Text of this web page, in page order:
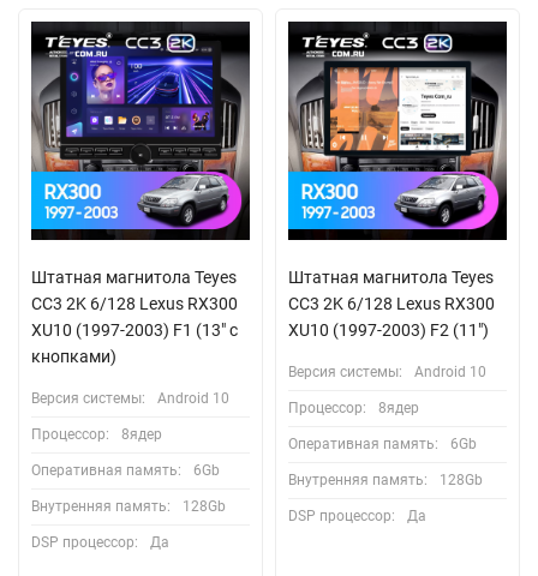
Штатная магнитола Teyes
CC3 2K 6/128 Lexus RX300
XU10 (1997-2003) F1 (13" с
кнопками)
Версия системы: Android 10
Процессор: 8ядер
Оперативная память: 6Gb
Внутренняя память: 128Gb
DSP процессор: Да
Штатная магнитола Teyes
CC3 2K 6/128 Lexus RX300
XU10 (1997-2003) F2 (11")
Версия системы: Android 10
Процессор: 8ядер
Оперативная память: 6Gb
Внутренняя память: 128Gb
DSP процессор: Да